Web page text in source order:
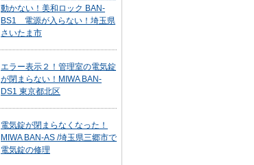
動かない！美和ロック BAN-
BS1 電源が入らない！埼玉県
さいたま市
エラー表示２！管理室の電気錠
が閉まらない！MIWA BAN-
DS1 東京都北区
電気錠が閉まらなくなった！
MIWA BAN-AS /埼玉県三郷市で
電気錠の修理